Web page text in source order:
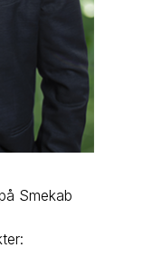
Smekab